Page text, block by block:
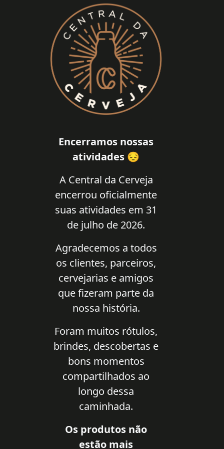
Encerramos nossas
atividades 😔
A Central da Cerveja
encerrou oficialmente
suas atividades em 31
de julho de 2026.
Agradecemos a todos
os clientes, parceiros,
cervejarias e amigos
que fizeram parte da
nossa história.
Foram muitos rótulos,
brindes, descobertas e
bons momentos
compartilhados ao
longo dessa
caminhada.
Os produtos não
estão mais